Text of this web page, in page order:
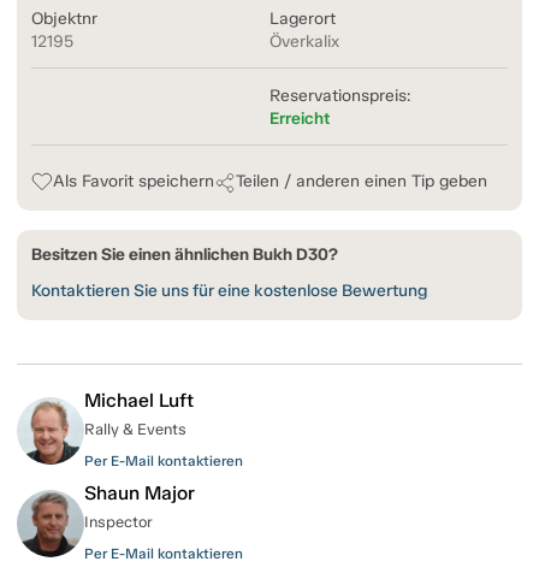
Objektnr
12195
Lagerort
Överkalix
Reservationspreis:
Erreicht
Als Favorit speichern Teilen / anderen einen Tip geben
Besitzen Sie einen ähnlichen Bukh D30?
Kontaktieren Sie uns für eine kostenlose Bewertung
Michael Luft
Rally & Events
Per E-Mail kontaktieren
Shaun Major
Inspector
Per E-Mail kontaktieren